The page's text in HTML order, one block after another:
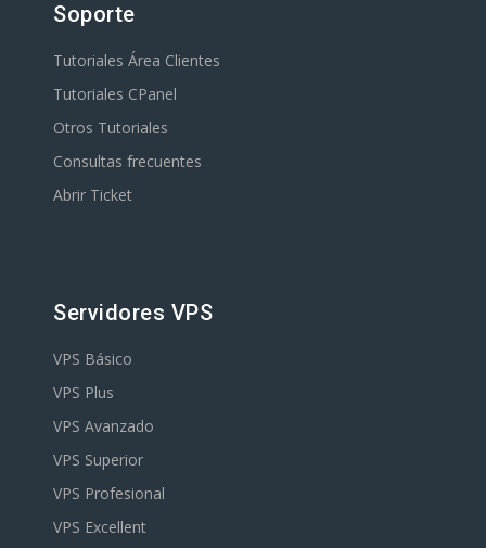
Soporte
Tutoriales Área Clientes
Tutoriales CPanel
Otros Tutoriales
Consultas frecuentes
Abrir Ticket
Servidores VPS
VPS Básico
VPS Plus
VPS Avanzado
VPS Superior
VPS Profesional
VPS Excellent